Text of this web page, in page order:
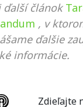
ďalší článok
, v
ďalšie
informácie.
Zdieľajte